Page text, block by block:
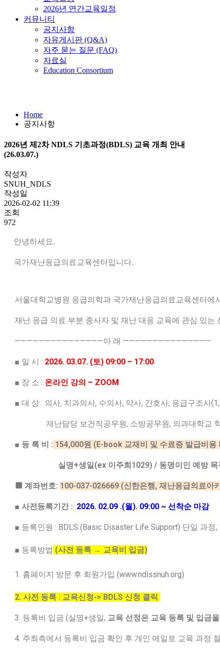
2026년 연간교육일정
커뮤니티
공지사항
자유게시판 (Q&A)
자주 묻는 질문 (FAQ)
자료실
Education Consortium
Home
공지사항
2026년 제2차 NDLS 기초과정(BDLS) 교육 개최 안내
(26.03.07.)
작성자
SNUH_NDLS
작성일
2026-02-02 11:39
조회
972
안녕하세요.
국가재난응급의료교육센터입니다.
서울대학교병원 응급의학과 국가재난응급의료교육센터
재난 응급 의료 부분 종사자 및 재난 대응 교육에 관심 있는
———————————————아 래 ———————————————
■ 일 시 : 2026. 03.07. (토) 09:00 – 17:00
■ 장 소 : 온라인 강의 – ZOOM
■ 대 상: 의사, 치과의사, 수의사, 약사, 간호사, 응급구조사
재난담당 보건직공무원, 소방공무원, 의과대학교 학
■ 등 록 비 : 154,000원 (E-book 교재비 및 수료증 발급비용
실명+생일(ex 이주희1029) / 동명이인 예방 목
■ 계좌번호: 100-037-026669 (신한은행, 재난응급의료아
■ 사전등록기간 : 2026. 02.09 .(월). 09:00 ~ 선착순 마감
■ 등록인원 : BDLS (Basic Disaster Life Support) 단일 과정,
■ 등록방법 (사전 등록 → 교육비 입금)
1. 홈페이지 방문 후 회원가입 (www.ndlssnuh.org)
2. 사전 등록 : 교육신청-> BDLS 신청 클릭
3. 등록비 입금 (실명+생일, 교육 선정은 교육 등록 및 입금
4. 주최측에서 등록비 입금 확인 후 개인 메일로 교육 과정